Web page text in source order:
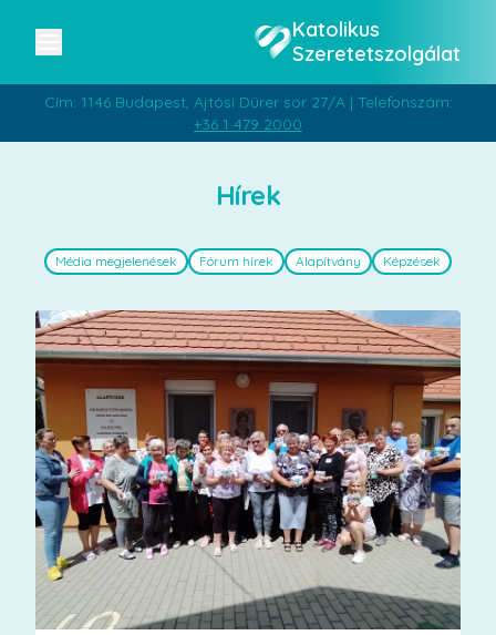
Katolikus
Szeretetszolgálat
Cím: 1146 Budapest, Ajtósi Dürer sor 27/A | Telefonszám:
+36 1 479 2000
Hírek
Média megjelenések Fórum hírek Alapítvány Képzések